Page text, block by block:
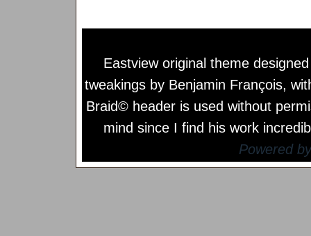
Eastview original theme
tweakings by Benjamin François,
Braid© header is used without
mind since I find his work
Powered